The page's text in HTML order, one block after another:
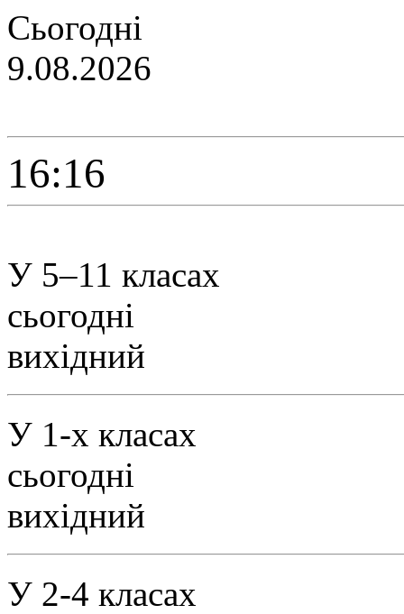
Сьогодні
9.08.2026
16:16
У 5–11 класах
сьогодні
вихідний
У 1-х класах
сьогодні
вихідний
У 2-4 класах